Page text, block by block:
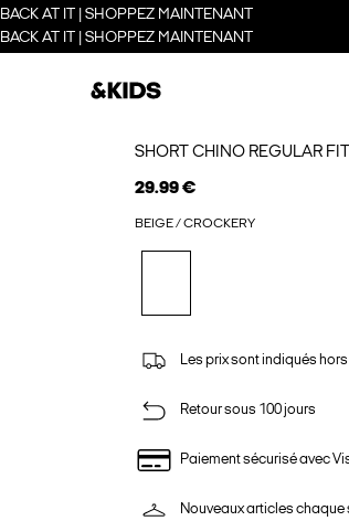
BACK AT IT | SHOPPEZ MAINTENANT
BACK AT IT | SHOPPEZ MAINTENANT
SHORT CHINO REGULAR
29.99 €
BEIGE / CROCKERY
Les prix sont indiqués
Retour sous 100 jours
Paiement sécurisé avec
Nouveaux articles chaque